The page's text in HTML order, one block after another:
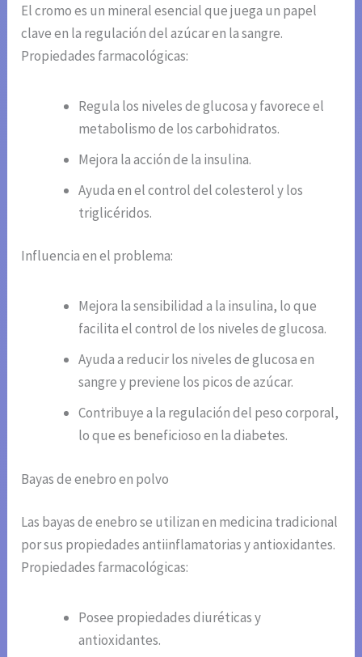
El cromo es un mineral esencial que juega un papel
clave en la regulación del azúcar en la sangre.
Propiedades farmacológicas:
Regula los niveles de glucosa y favorece el
metabolismo de los carbohidratos.
Mejora la acción de la insulina.
Ayuda en el control del colesterol y los
triglicéridos.
Influencia en el problema:
Mejora la sensibilidad a la insulina, lo que
facilita el control de los niveles de glucosa.
Ayuda a reducir los niveles de glucosa en
sangre y previene los picos de azúcar.
Contribuye a la regulación del peso corporal,
lo que es beneficioso en la diabetes.
Bayas de enebro en polvo
Las bayas de enebro se utilizan en medicina tradicional
por sus propiedades antiinflamatorias y antioxidantes.
Propiedades farmacológicas:
Posee propiedades diuréticas y
antioxidantes.